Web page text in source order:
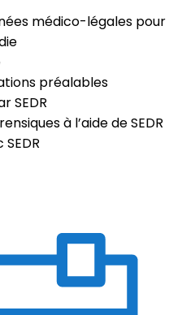
médico-légales pour
préalables
SEDR
à l’aide de SEDR